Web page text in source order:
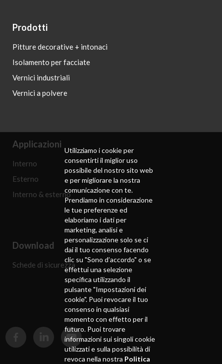
Prodotti
Pitture decorative + intonaci
Isolamento per facciate
Vernici industriali
Vernici a polvere
Applicazioni
Interno
Esterno
Interno & esterno
Download
Schede di sicurezza
Utilizziamo i cookie per
consentirti il ​​miglior uso
possibile del nostro sito web
e per migliorare la nostra
comunicazione con te.
Prendiamo in considerazione
le tue preferenze ed
elaboriamo i dati per
marketing, analisi e
personalizzazione solo se ci
dai il tuo consenso facendo
clic su "Sono d’accordo" o se
effettui una selezione
specifica utilizzando il
pulsante "Impostazioni dei
cookie". Puoi revocare il tuo
consenso in qualsiasi
momento con effetto per il
futuro. Puoi trovare
informazioni sui singoli cookie
utilizzati e sulla possibilità di
revoca nella nostra Politica